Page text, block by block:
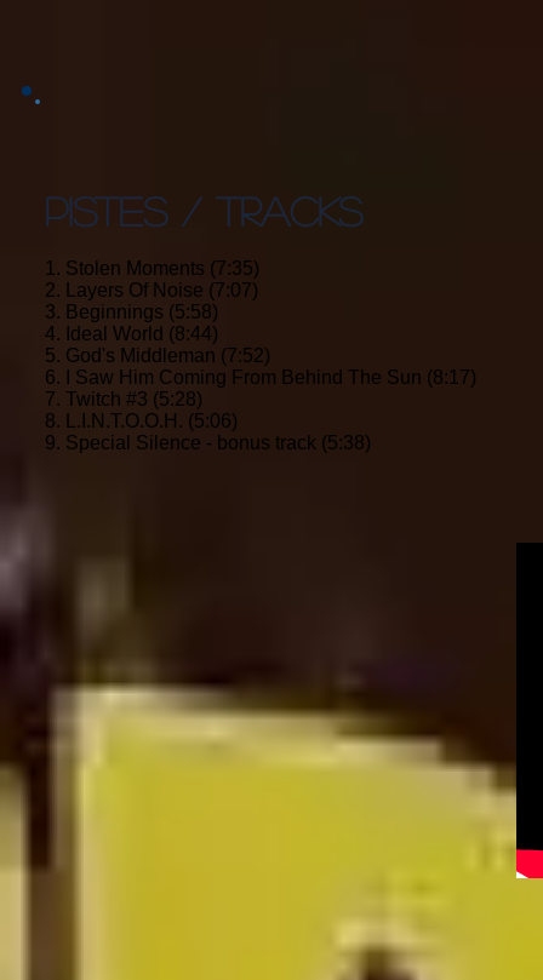
PISTES / TRACKS
1. Stolen Moments (7:35)
2. Layers Of Noise (7:07)
3. Beginnings (5:58)
4. Ideal World (8:44)
5. God's Middleman (7:52)
6. I Saw Him Coming From Behind The Sun (8:17)
7. Twitch #3 (5:28)
8. L.I.N.T.O.O.H. (5:06)
9. Special Silence - bonus track (5:38)